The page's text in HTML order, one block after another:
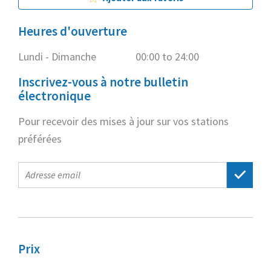
Heures d'ouverture
Lundi - Dimanche 00:00 to 24:00
Inscrivez-vous à notre bulletin
électronique
Pour recevoir des mises à jour sur vos stations
préférées
E-
mail
Prix